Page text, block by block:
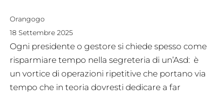
Orangogo
18 Settembre 2025
Ogni presidente o gestore si chiede spesso come
risparmiare tempo nella segreteria di un’Asd: è
un vortice di operazioni ripetitive che portano via
tempo che in teoria dovresti dedicare a far